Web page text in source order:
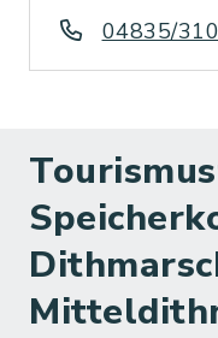
04835/310